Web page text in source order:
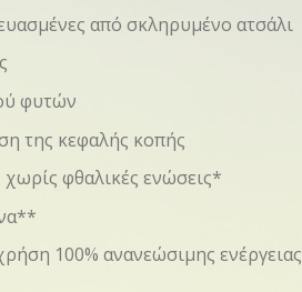
από σκληρυμένο ατσάλι
φυτών
της κεφαλής κοπής
φθαλικές ενώσεις*
100% ανανεώσιμης ενέργειας